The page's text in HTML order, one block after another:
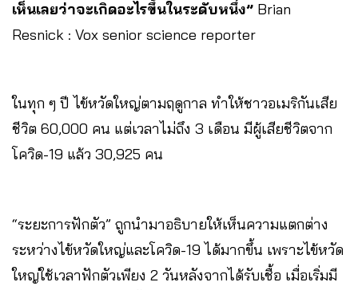
เห็นเลยว่าจะเกิดอะไรขึ้นในระดับหนึ่ง” Brian
Resnick : Vox senior science reporter
ในทุก ๆ ปี ไข้หวัดใหญ่ตามฤดูกาล ทำให้ชาวอเมริกันเสีย
ชีวิต 60,000 คน แต่เวลาไม่ถึง 3 เดือน มีผู้เสียชีวิตจาก
โควิด-19 แล้ว 30,925 คน
“ระยะการฟักตัว” ถูกนำมาอธิบายให้เห็นความแตกต่าง
ระหว่างไข้หวัดใหญ่และโควิด-19 ได้มากขึ้น เพราะไข้หวัด
ใหญ่ใช้เวลาฟักตัวเพียง 2 วันหลังจากได้รับเชื้อ เมื่อเริ่มมี